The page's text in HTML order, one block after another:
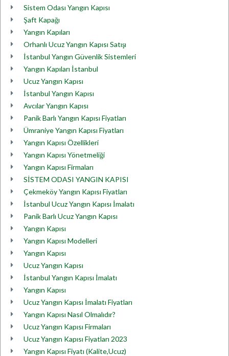
Sistem Odası Yangın Kapısı
Şaft Kapağı
Yangın Kapıları
Orhanlı Ucuz Yangın Kapısı Satışı
İstanbul Yangın Güvenlik Sistemleri
Yangın Kapıları İstanbul
Ucuz Yangın Kapısı
İstanbul Yangın Kapısı
Avcılar Yangın Kapısı
Panik Barlı Yangın Kapısı Fiyatları
Ümraniye Yangın Kapısı Fiyatları
Yangın Kapısı Özellikleri
Yangın Kapısı Yönetmeliği
Yangın Kapısı Firmaları
SİSTEM ODASI YANGIN KAPISI
Çekmeköy Yangın Kapısı Fiyatları
İstanbul Ucuz Yangın Kapısı İmalatı
Panik Barlı Ucuz Yangın Kapısı
Yangın Kapısı
Yangın Kapısı Modelleri
Yangın Kapısı
Ucuz Yangın Kapısı
İstanbul Yangın Kapısı İmalatı
Yangın Kapısı
Ucuz Yangın Kapısı İmalatı Fiyatları
Yangın Kapısı Nasıl Olmalıdır?
Ucuz Yangın Kapısı Firmaları
Ucuz Yangın Kapısı Fiyatları 2023
Yangın Kapısı Fiyatı (Kalite,Ucuz)